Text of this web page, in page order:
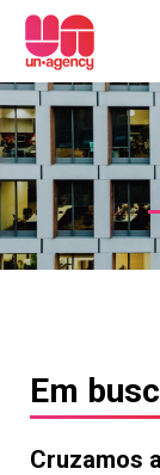
Em
Cruzamos